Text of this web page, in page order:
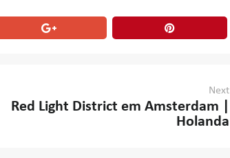
Next
Red Light District em Amsterdam |
Holanda